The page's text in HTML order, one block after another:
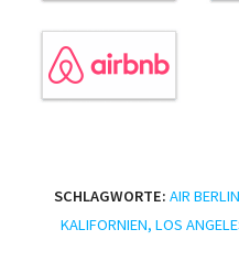
SCHLAGWORTE: AIR BERLIN
KALIFORNIEN, LOS